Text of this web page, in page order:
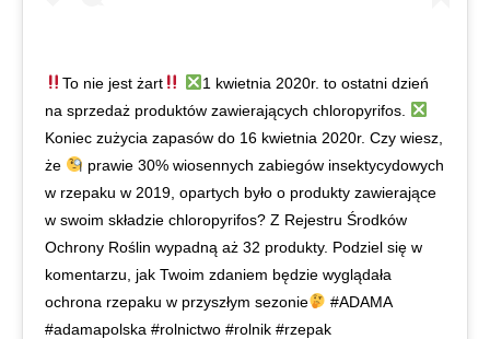
To nie jest żart
1 kwietnia 2020r. to ostatni dzień
na sprzedaż produktów zawierających chloropyrifos.
Koniec zużycia zapasów do 16 kwietnia 2020r. Czy wiesz,
że
prawie 30% wiosennych zabiegów insektycydowych
w rzepaku w 2019, opartych było o produkty zawierające
w swoim składzie chloropyrifos? Z Rejestru Środków
Ochrony Roślin wypadną aż 32 produkty. Podziel się w
komentarzu, jak Twoim zdaniem będzie wyglądała
ochrona rzepaku w przyszłym sezonie
#ADAMA
#adamapolska #rolnictwo #rolnik #rzepak